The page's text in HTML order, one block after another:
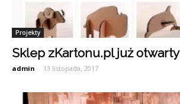
Projekty
Sklep zKartonu.pl już otwarty
admin - 13 listopada, 2017